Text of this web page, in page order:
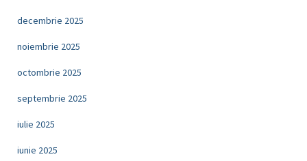
decembrie 2025
noiembrie 2025
octombrie 2025
septembrie 2025
iulie 2025
iunie 2025